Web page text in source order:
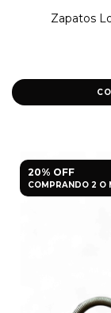
Zapatos
20% OFF
COMPRANDO 2 O